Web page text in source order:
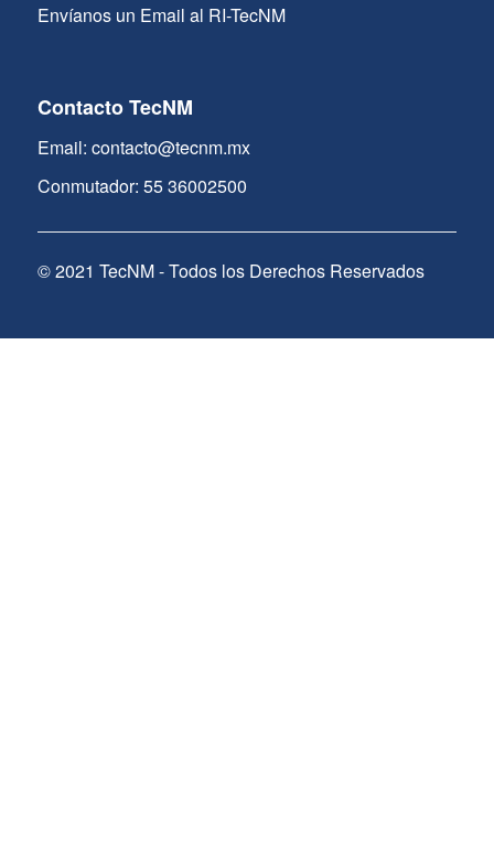
Envíanos un Email al RI-TecNM
Contacto TecNM
Email: contacto@tecnm.mx
Conmutador: 55 36002500
© 2021 TecNM - Todos los Derechos Reservados